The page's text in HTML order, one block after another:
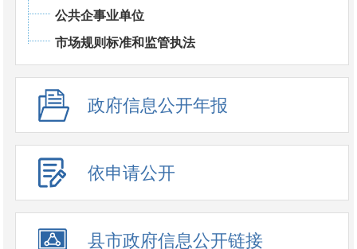
公共企事业单位
市场规则标准和监管执法
政府信息公开年报
依申请公开
县市政府信息公开链接